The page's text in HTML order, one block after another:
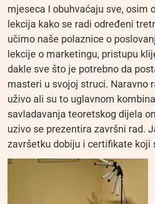
mjeseca I obuhvaćaju sve, osim
lekcija kako se radi određeni
učimo naše polaznice o
lekcije o marketingu, pristupu
dakle sve što je potrebno da
masteri u svojoj struci. Naravno
uživo ali su to uglavnom
savladavanja teoretskog dijela
uzivo se prezentira završni rad.
završetku dobiju i certifikate koji